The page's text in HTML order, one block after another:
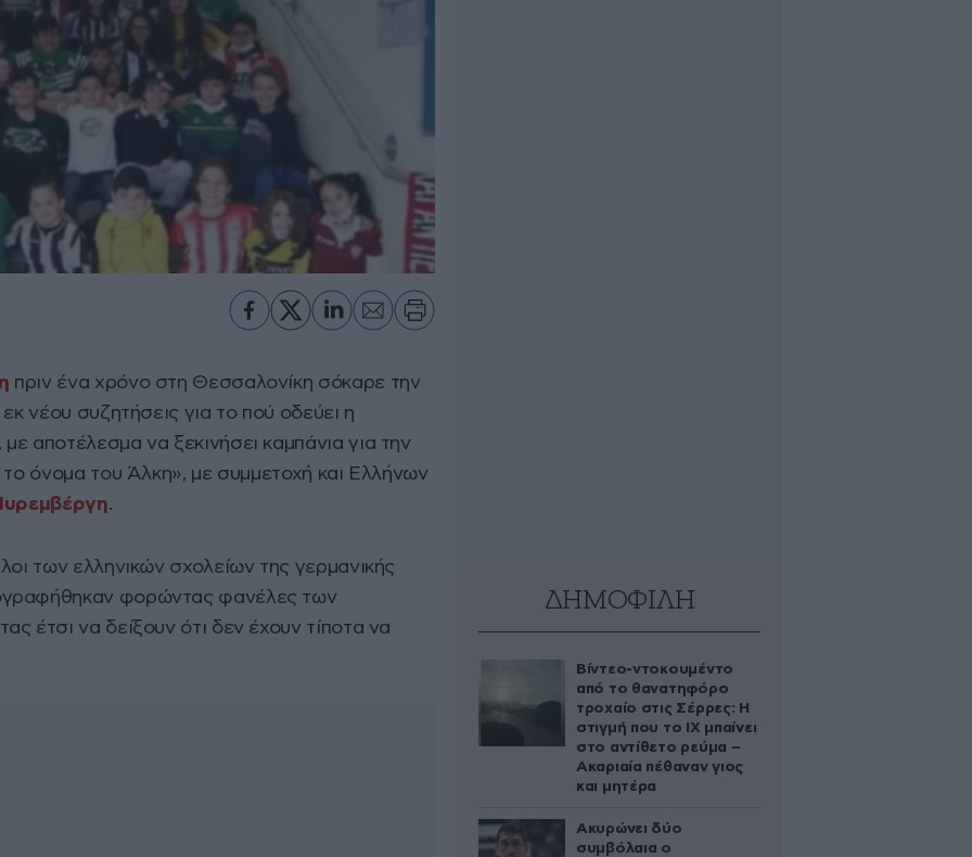
πριν ένα χρόνο στη Θεσσαλονίκη σόκαρε την
νέου συζητήσεις για το πού οδεύει η
αποτέλεσμα να ξεκινήσει καμπάνια για την
όνομα του Άλκη», με συμμετοχή και Ελλήνων
.
των ελληνικών σχολείων της γερμανικής
φορώντας φανέλες των
έτσι να δείξουν ότι δεν έχουν τίποτα να
ΔΗΜΟΦΙΛΗ
Βίντεο-ντοκουμέντο
από το θανατηφόρο
τροχαίο στις Σέρρες: Η
στιγμή που το ΙΧ μπαίνει
στο αντίθετο ρεύμα –
Ακαριαία πέθαναν γιος
και μητέρα
Ακυρώνει δύο
συμβόλαια ο